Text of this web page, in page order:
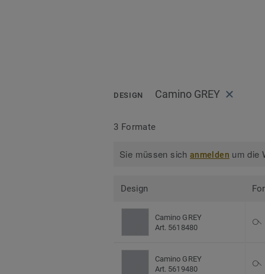
DESIGN Camino GREY
3 Formate
Sie müssen sichanmelden um die
Design
Camino GREY
Art. 5618480
Camino GREY
Art. 5619480